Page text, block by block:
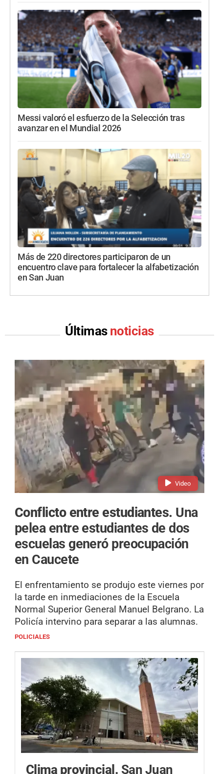
Messi valoró el esfuerzo de la Selección tras
avanzar en el Mundial 2026
Más de 220 directores participaron de un
encuentro clave para fortalecer la alfabetización
en San Juan
Últimas noticias
Video
Conflicto entre estudiantes. Una
pelea entre estudiantes de dos
escuelas generó preocupación
en Caucete
El enfrentamiento se produjo este viernes por
la tarde en inmediaciones de la Escuela
Normal Superior General Manuel Belgrano. La
Policía intervino para separar a las alumnas.
POLICIALES
Clima provincial. San Juan